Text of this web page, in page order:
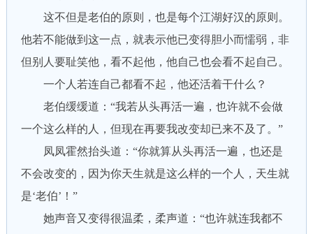
这不但是老伯的原则，也是每个江湖好汉的原则。
他若不能做到这一点，就表示他已变得胆小而懦弱，非
但别人要耻笑他，看不起他，他自己也会看不起自己。
一个人若连自己都看不起，他还活着干什么？
老伯缓缓道：“我若从头再活一遍，也许就不会做
一个这么样的人，但现在再要我改变却已来不及了。”
凤凤霍然抬头道：“你就算从头再活一遍，也还是
不会改变的，因为你天生就是这么样的一个人，天生就
是‘老伯’！”
她声音又变得很温柔，柔声道：“也许就连我都不